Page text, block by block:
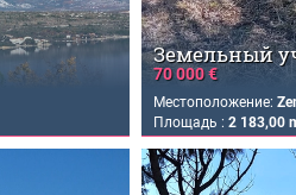
Земельный
70 000 €
Местоположение:
Площадь :2 183,00